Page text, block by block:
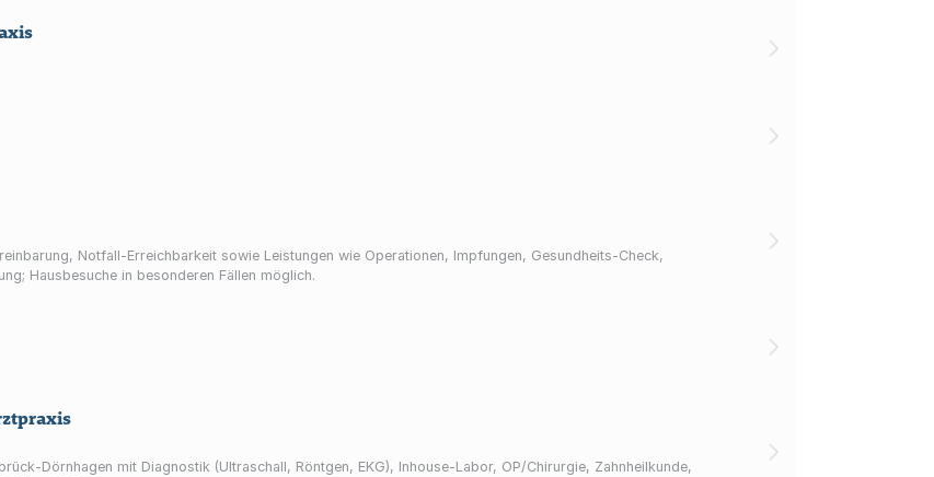
Notfall-Erreichbarkeit sowie Leistungen wie Operationen, Impfungen, Gesundheits-Check,
Hausbesuche in besonderen Fällen möglich.
mit Diagnostik (Ultraschall, Röntgen, EKG), Inhouse‑Labor, OP/Chirurgie, Zahnheilkunde,